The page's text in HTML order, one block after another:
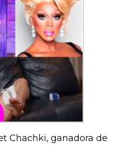
Chachki, ganadora de